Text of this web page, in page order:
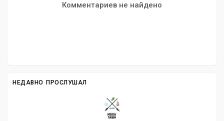
Комментариев не найдено
НЕДАВНО ПРОСЛУШАЛ